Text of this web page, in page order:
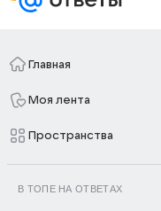
Главная
Моя лента
Пространства
В ТОПЕ НА ОТВЕТАХ